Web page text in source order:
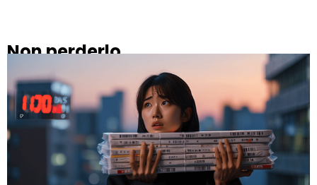
Non perderlo